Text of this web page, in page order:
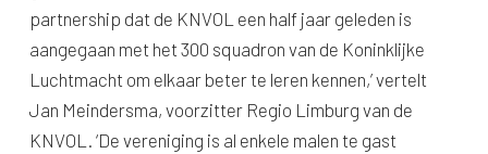
partnership dat de KNVOL een half jaar geleden is
aangegaan met het 300 squadron van de Koninklijke
Luchtmacht om elkaar beter te leren kennen,’ vertelt
Jan Meindersma, voorzitter Regio Limburg van de
KNVOL. ‘De vereniging is al enkele malen te gast